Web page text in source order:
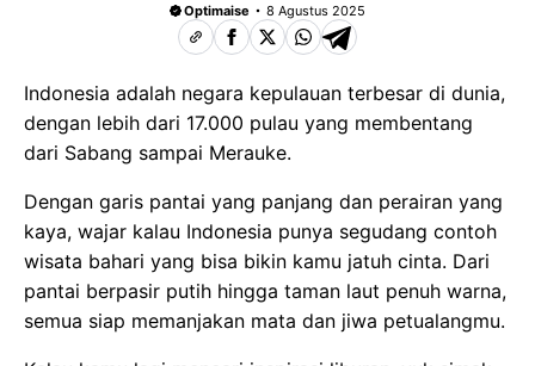
Optimaise 8 Agustus 2025
Indonesia adalah negara kepulauan terbesar di dunia,
dengan lebih dari 17.000 pulau yang membentang
dari Sabang sampai Merauke.
Dengan garis pantai yang panjang dan perairan yang
kaya, wajar kalau Indonesia punya segudang contoh
wisata bahari yang bisa bikin kamu jatuh cinta. Dari
pantai berpasir putih hingga taman laut penuh warna,
semua siap memanjakan mata dan jiwa petualangmu.